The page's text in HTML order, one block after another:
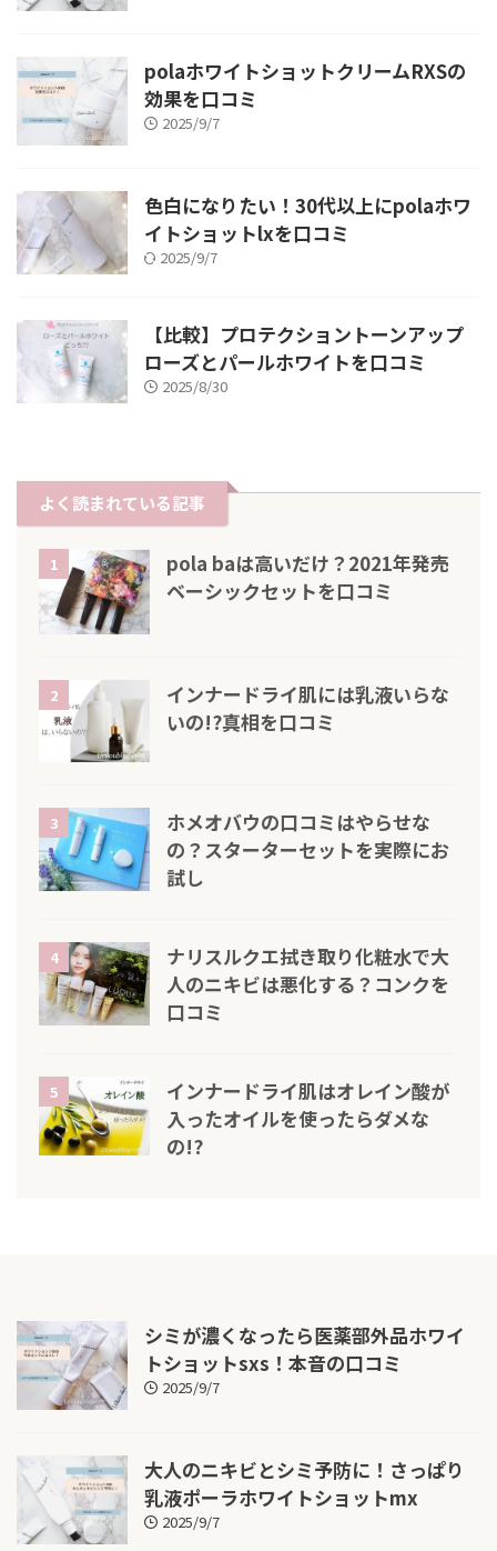
polaホワイトショットクリームRXSの
効果を口コミ
2025/9/7
色白になりたい！30代以上にpolaホワ
イトショットlxを口コミ
2025/9/7
【比較】プロテクショントーンアップ
ローズとパールホワイトを口コミ
2025/8/30
よく読まれている記事
1
pola baは高いだけ？2021年発売
ベーシックセットを口コミ
2
インナードライ肌には乳液いらな
いの!?真相を口コミ
3
ホメオバウの口コミはやらせな
の？スターターセットを実際にお
試し
4
ナリスルクエ拭き取り化粧水で大
人のニキビは悪化する？コンクを
口コミ
5
インナードライ肌はオレイン酸が
入ったオイルを使ったらダメな
の!?
シミが濃くなったら医薬部外品ホワイ
トショットsxs！本音の口コミ
2025/9/7
大人のニキビとシミ予防に！さっぱり
乳液ポーラホワイトショットmx
2025/9/7